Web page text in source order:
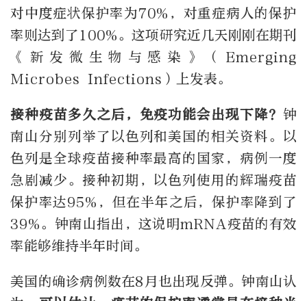
对中度症状保护率为70%，对重症病人的保护
率则达到了100%。这项研究近几天刚刚在期刊
《新发微生物与感染》（Emerging
Microbes Infections）上发表。
接种疫苗多久之后，免疫功能会出现下降？ 钟
南山分别列举了以色列和美国的相关资料。以
色列是全球疫苗接种率最高的国家，病例一度
急剧减少。接种初期，以色列使用的辉瑞疫苗
保护率达95%，但在半年之后，保护率降到了
39%。钟南山指出，这说明mRNA疫苗的有效
率能够维持半年时间。
美国的确诊病例数在8月也出现反弹。钟南山认